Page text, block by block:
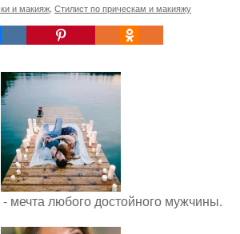
и макияж, Стилист по прическам и макияжу
мечта любого достойного мужчины.